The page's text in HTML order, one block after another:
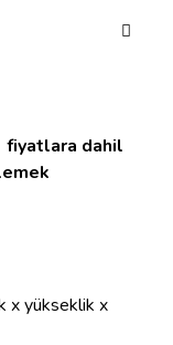
fiyatlara dahil
x yükseklik x